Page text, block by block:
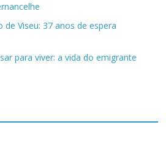
Viseu: 37 anos de espera
para viver: a vida do emigrante